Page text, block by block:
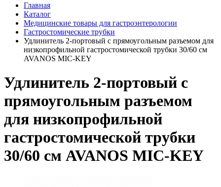
Главная
Каталог
Медицинские товары для гастроэнтерологии
Гастростомические трубки
Удлинитель 2-портовый с прямоугольным разъемом для
низкопрофильной гастростомической трубки 30/60 см
AVANOS MIC-KEY
Удлинитель 2-портовый с
прямоугольным разъемом
для низкопрофильной
гастростомической трубки
30/60 см AVANOS MIC-KEY